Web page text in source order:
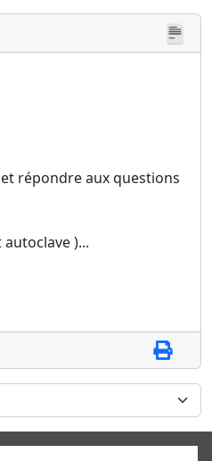
répondre aux questions
)...